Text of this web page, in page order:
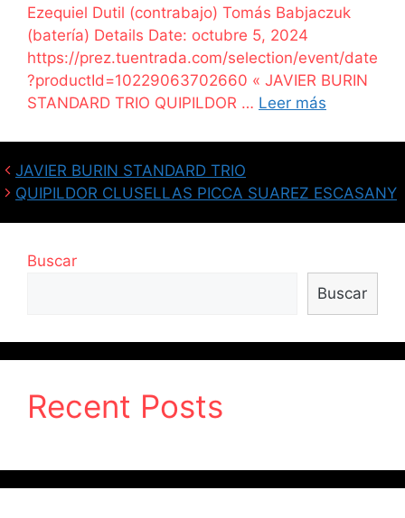
Ezequiel Dutil (contrabajo) Tomás Babjaczuk
(batería) Details Date: octubre 5, 2024
https://prez.tuentrada.com/selection/event/date
?productId=10229063702660 « JAVIER BURIN
STANDARD TRIO QUIPILDOR … Leer más
JAVIER BURIN STANDARD TRIO
QUIPILDOR CLUSELLAS PICCA SUAREZ ESCASANY
Buscar
Buscar
Recent Posts